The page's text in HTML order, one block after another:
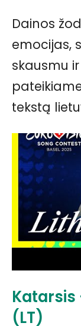
Dainos
emocijas,
skausmu
tekstą
Katarsis
(LT)